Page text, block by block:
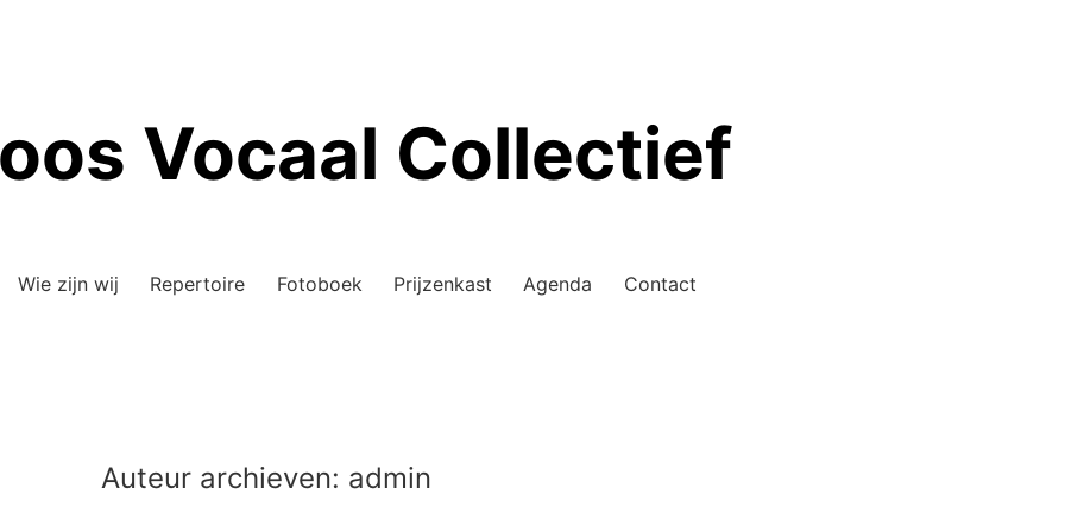
Vocaal Collectief
Wie zijn wij Repertoire Fotoboek Prijzenkast Agenda Contact
Auteur archieven: admin